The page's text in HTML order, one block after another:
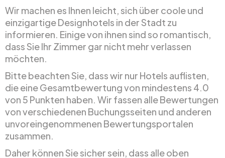
Wir machen es Ihnen leicht, sich über coole und
einzigartige Designhotels in der Stadt zu
informieren. Einige von ihnen sind so romantisch,
dass Sie Ihr Zimmer gar nicht mehr verlassen
möchten.
Bitte beachten Sie, dass wir nur Hotels auflisten,
die eine Gesamtbewertung von mindestens 4.0
von 5 Punkten haben. Wir fassen alle Bewertungen
von verschiedenen Buchungsseiten und anderen
unvoreingenommenen Bewertungsportalen
zusammen.
Daher können Sie sicher sein, dass alle oben